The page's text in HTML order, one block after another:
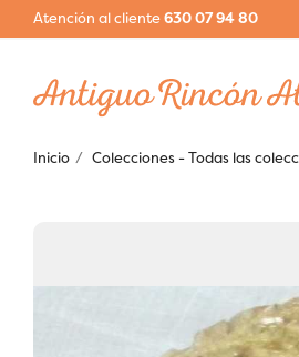
Atención al cliente630 07 94 80
Inicio Colecciones - Todas las